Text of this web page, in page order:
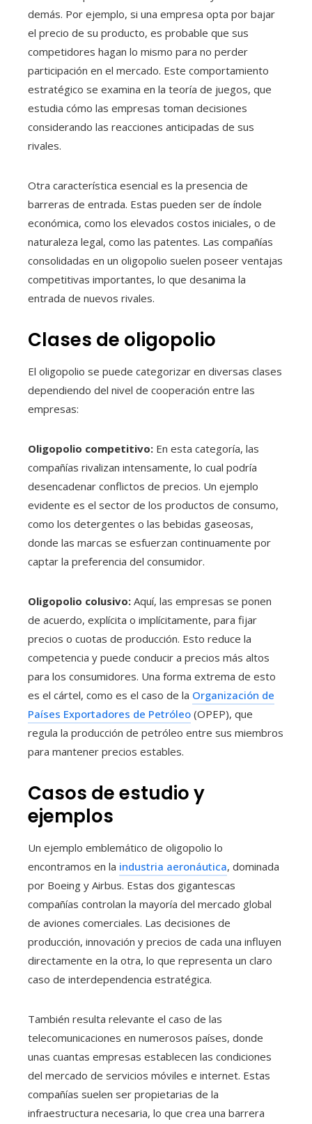
demás. Por ejemplo, si una empresa opta por bajar
el precio de su producto, es probable que sus
competidores hagan lo mismo para no perder
participación en el mercado. Este comportamiento
estratégico se examina en la teoría de juegos, que
estudia cómo las empresas toman decisiones
considerando las reacciones anticipadas de sus
rivales.
Otra característica esencial es la presencia de
barreras de entrada. Estas pueden ser de índole
económica, como los elevados costos iniciales, o de
naturaleza legal, como las patentes. Las compañías
consolidadas en un oligopolio suelen poseer ventajas
competitivas importantes, lo que desanima la
entrada de nuevos rivales.
Clases de oligopolio
El oligopolio se puede categorizar en diversas clases
dependiendo del nivel de cooperación entre las
empresas:
Oligopolio competitivo: En esta categoría, las
compañías rivalizan intensamente, lo cual podría
desencadenar conflictos de precios. Un ejemplo
evidente es el sector de los productos de consumo,
como los detergentes o las bebidas gaseosas,
donde las marcas se esfuerzan continuamente por
captar la preferencia del consumidor.
Oligopolio colusivo: Aquí, las empresas se ponen
de acuerdo, explícita o implícitamente, para fijar
precios o cuotas de producción. Esto reduce la
competencia y puede conducir a precios más altos
para los consumidores. Una forma extrema de esto
es el cártel, como es el caso de la Organización de
Países Exportadores de Petróleo (OPEP), que
regula la producción de petróleo entre sus miembros
para mantener precios estables.
Casos de estudio y
ejemplos
Un ejemplo emblemático de oligopolio lo
encontramos en la industria aeronáutica, dominada
por Boeing y Airbus. Estas dos gigantescas
compañías controlan la mayoría del mercado global
de aviones comerciales. Las decisiones de
producción, innovación y precios de cada una influyen
directamente en la otra, lo que representa un claro
caso de interdependencia estratégica.
También resulta relevante el caso de las
telecomunicaciones en numerosos países, donde
unas cuantas empresas establecen las condiciones
del mercado de servicios móviles e internet. Estas
compañías suelen ser propietarias de la
infraestructura necesaria, lo que crea una barrera